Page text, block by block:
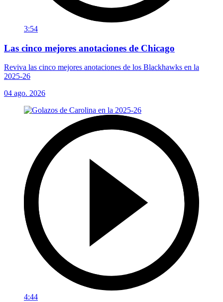
3:54
Las cinco mejores anotaciones de Chicago
Reviva las cinco mejores anotaciones de los Blackhawks en la
2025-26
04 ago. 2026
4:44